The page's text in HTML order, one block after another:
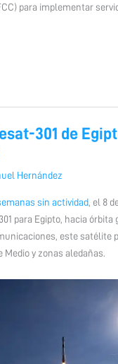
para implementar
301 de
Hernández
sin actividad, el 8
para Egipto, hacia órbita
este satélite
Medio y zonas aledañas.